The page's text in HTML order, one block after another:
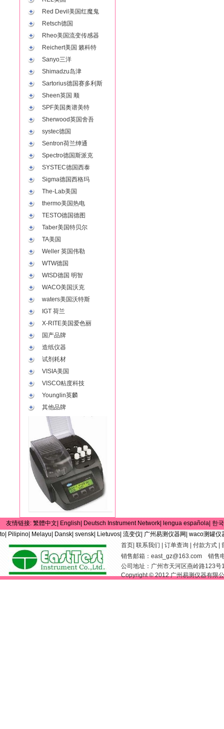
Red Devil美国红魔鬼
Retsch德国
Rheo美国流变传感器
Reichert美国 籁科特
Sanyo三洋
Shimadzu岛津
Sartorius德国赛多利斯
Sheen英国 顺
SPF美国奥谱美特
Sherwood英国舍吾
systec德国
Sentron荷兰绅通
Spectro德国斯派克
SYSTEC德国西泰
Sigma德国西格玛
The-Lab美国
thermo美国热电
TESTO德国德图
Taber美国特贝尔
TA美国
Weller 英国伟勒
WTW德国
WISD德国 明智
WACO美国沃克
waters美国沃特斯
IGT 荷兰
X-RITE美国爱色丽
国产品牌
造纸仪器
试剂耗材
VISIA美国
VISCO粘度科技
Younglin英麟
其他品牌
友情链接: 繁體中文| English| Deutsch Instrument Network| lengua española| 한
to| Pilipino| Melayu| Dansk| svensk| Lietuvos| 流变仪| 广州易测仪器网| waco测罐仪
首页 联系我们 订单查询 付款方式
销售邮箱： east_gz@163.com 销售
公司地址：广州市天河区燕岭路123
Copyright © 2012 广州易测仪器有限